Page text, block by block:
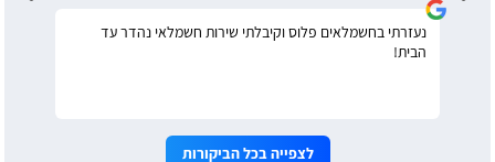
נעזרתי בחשמלאים פלוס וקיבלתי שירות חשמלאי נהדר עד
הבית!
לצפייה בכל הביקורות